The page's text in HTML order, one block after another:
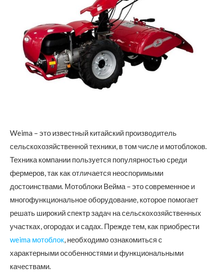
Weima – это известный китайский производитель
сельскохозяйственной техники, в том числе и мотоблоков.
Техника компании пользуется популярностью среди
фермеров, так как отличается неоспоримыми
достоинствами. Мотоблоки Вейма – это современное и
многофункциональное оборудование, которое помогает
решать широкий спектр задач на сельскохозяйственных
участках, огородах и садах. Прежде тем, как приобрести
weima мотоблок, необходимо ознакомиться с
характерными особенностями и функциональными
качествами.